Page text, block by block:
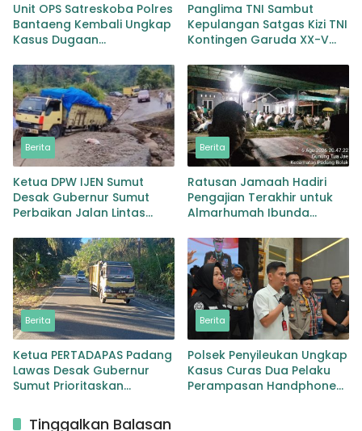
Unit OPS Satreskoba Polres
Bantaeng Kembali Ungkap
Kasus Dugaan
Peredaran Narkotika Jenis
Sabu
Panglima TNI Sambut
Kepulangan Satgas Kizi TNI
Kontingen Garuda XX-V
Berita
Ketua DPW IJEN Sumut
Desak Gubernur Sumut
Perbaikan Jalan Lintas
Lingga Bayu
Berita
Ratusan Jamaah Hadiri
Pengajian Terakhir untuk
Almarhumah Ibunda
Berita
Ketua PERTADAPAS Padang
Lawas Desak Gubernur
Sumut Prioritaskan
Sibuhuan–Gunungtua
Berita
Polsek Penyileukan Ungkap
Kasus Curas Dua Pelaku
Perampasan Handphone
Tinggalkan Balasan